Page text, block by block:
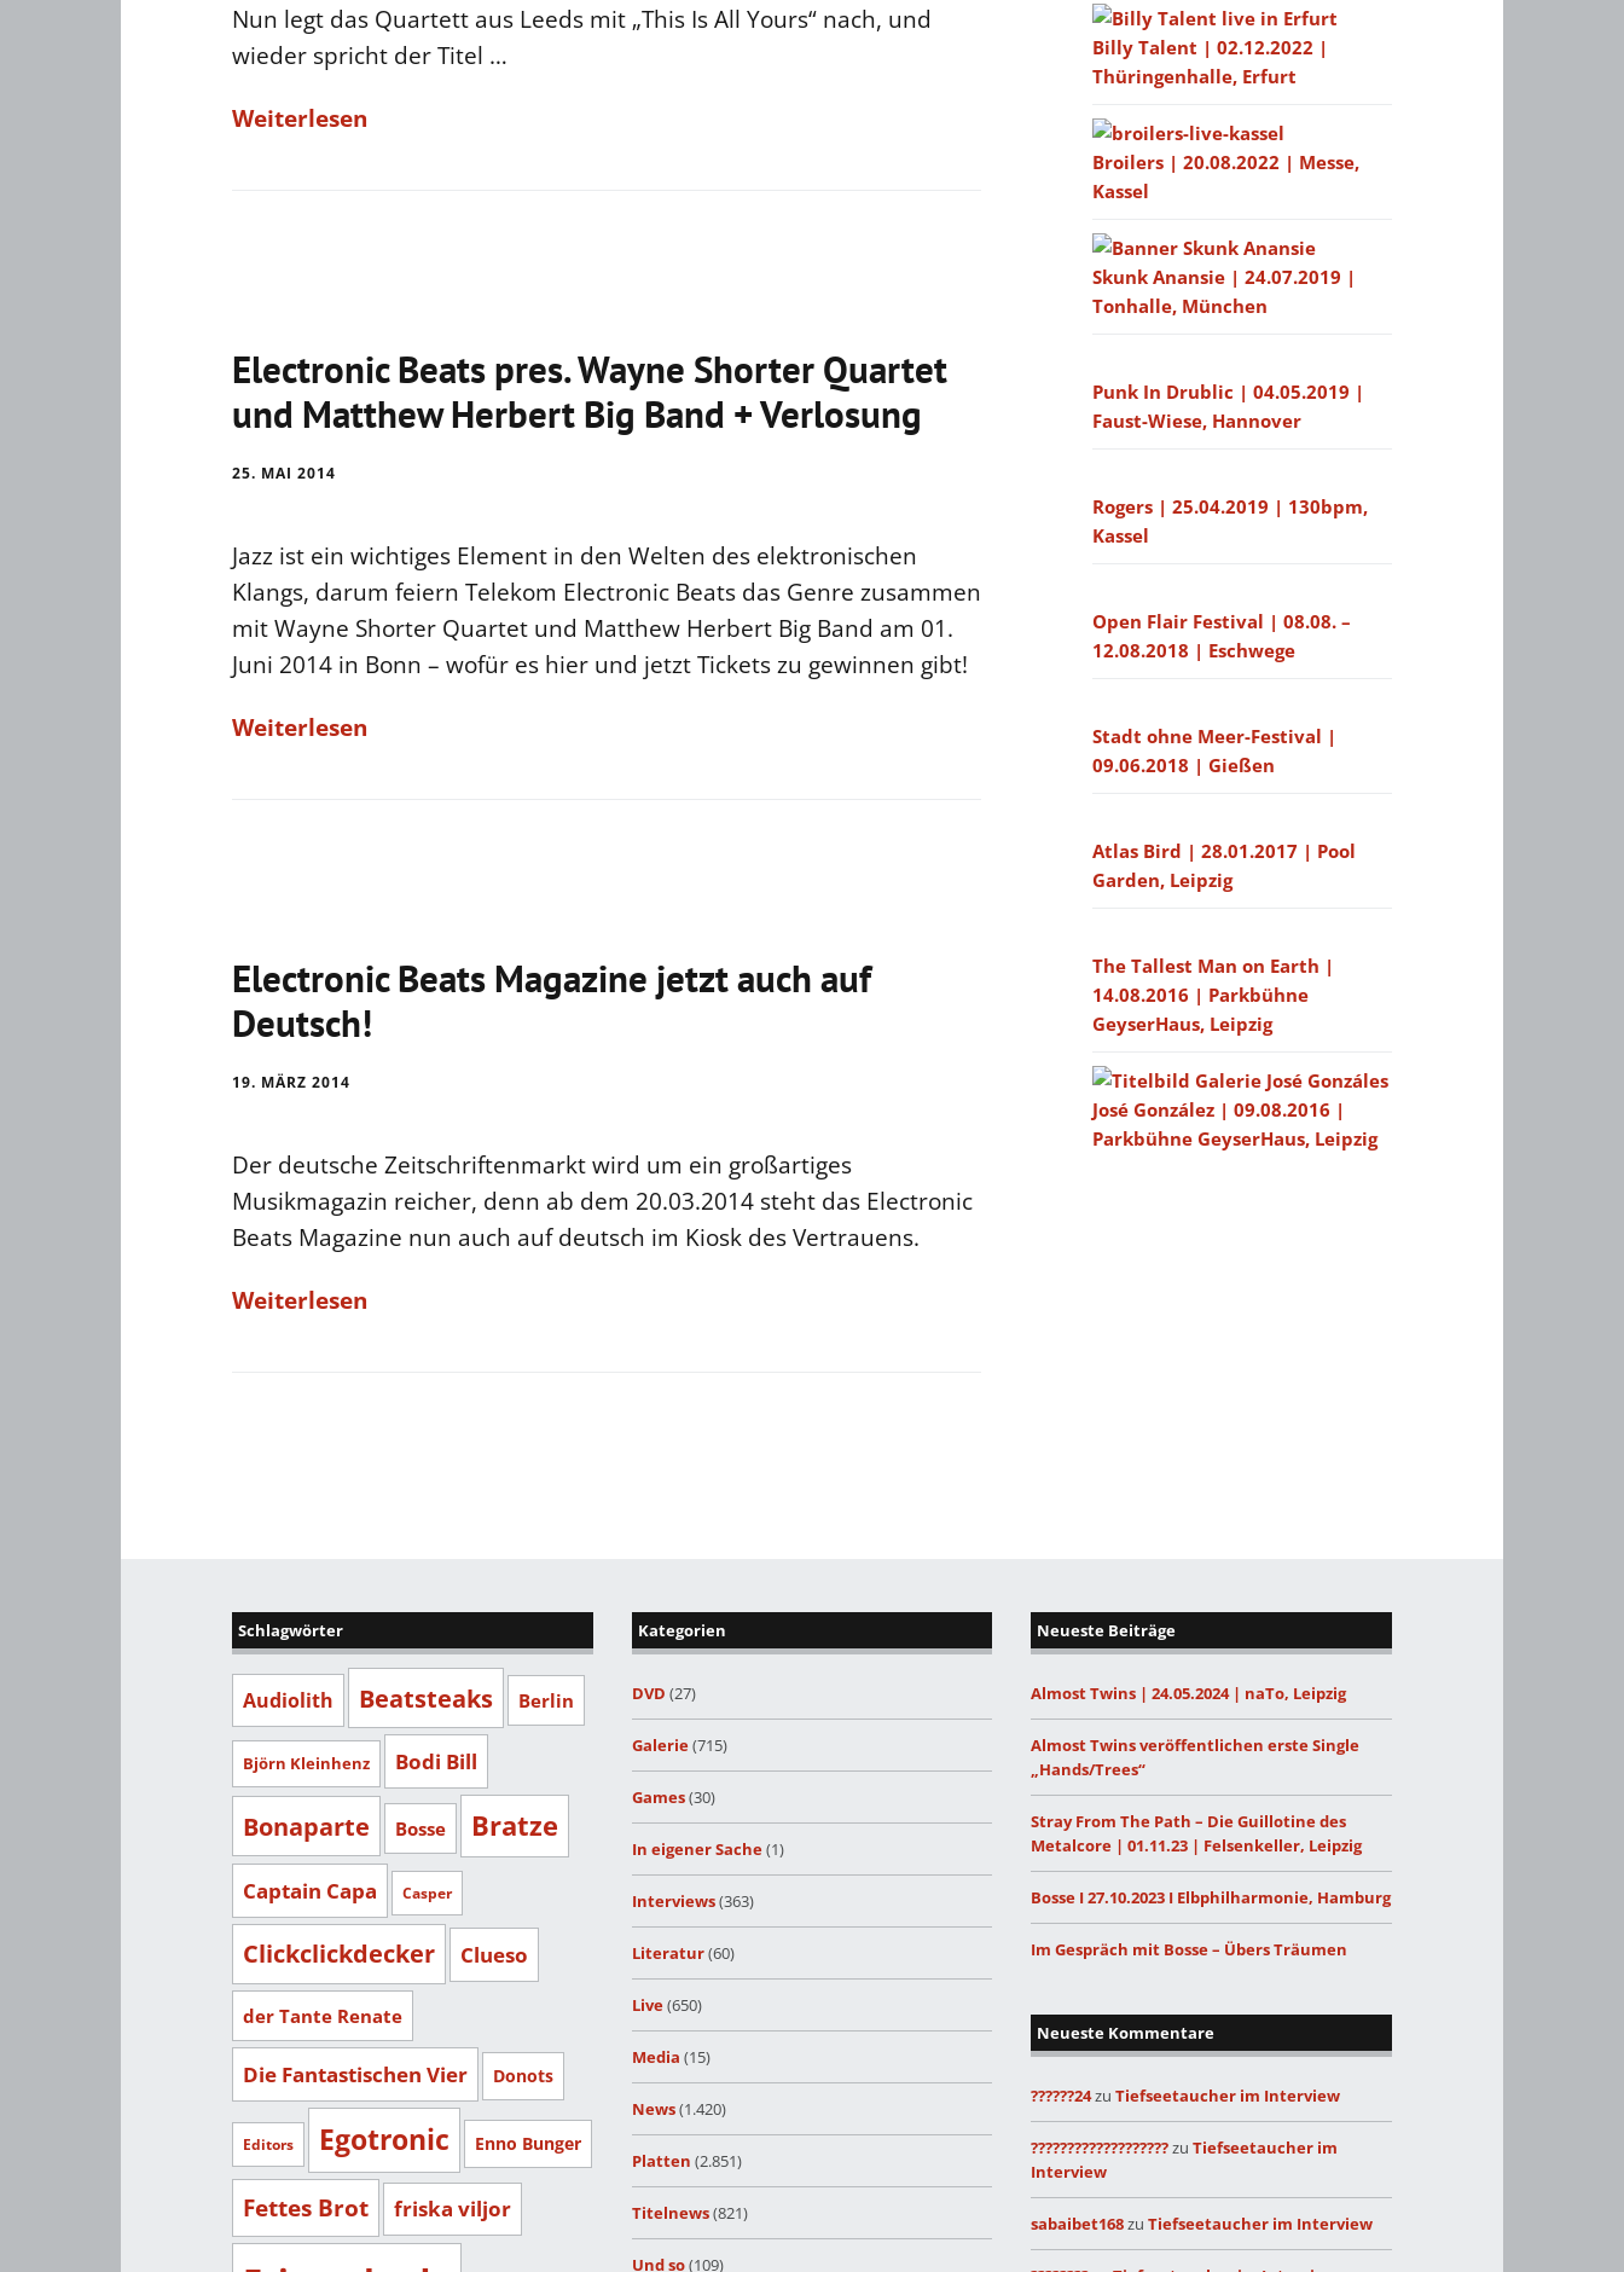
Nun legt das Quartett aus Leeds mit „This Is All Yours“ nach, und
wieder spricht der Titel …
Weiterlesen
Electronic Beats pres. Wayne Shorter Quartet
und Matthew Herbert Big Band + Verlosung
25. MAI 2014
Jazz ist ein wichtiges Element in den Welten des elektronischen
Klangs, darum feiern Telekom Electronic Beats das Genre zusammen
mit Wayne Shorter Quartet und Matthew Herbert Big Band am 01.
Juni 2014 in Bonn – wofür es hier und jetzt Tickets zu gewinnen gibt!
Weiterlesen
Electronic Beats Magazine jetzt auch auf
Deutsch!
19. MÄRZ 2014
Der deutsche Zeitschriftenmarkt wird um ein großartiges
Musikmagazin reicher, denn ab dem 20.03.2014 steht das Electronic
Beats Magazine nun auch auf deutsch im Kiosk des Vertrauens.
Weiterlesen
Billy Talent | 02.12.2022 |
Thüringenhalle, Erfurt
Broilers | 20.08.2022 | Messe,
Kassel
Skunk Anansie | 24.07.2019 |
Tonhalle, München
Punk In Drublic | 04.05.2019 |
Faust-Wiese, Hannover
Rogers | 25.04.2019 | 130bpm,
Kassel
Open Flair Festival | 08.08. –
12.08.2018 | Eschwege
Stadt ohne Meer-Festival |
09.06.2018 | Gießen
Atlas Bird | 28.01.2017 | Pool
Garden, Leipzig
The Tallest Man on Earth |
14.08.2016 | Parkbühne
GeyserHaus, Leipzig
José González | 09.08.2016 |
Parkbühne GeyserHaus, Leipzig
Schlagwörter
Audiolith Beatsteaks Berlin
Björn Kleinhenz Bodi Bill
Bonaparte Bosse Bratze
Captain Capa Casper
Clickclickdecker Clueso
der Tante Renate
Die Fantastischen Vier Donots
Editors Egotronic Enno Bunger
Fettes Brot friska viljor
Kategorien
DVD (27)
Galerie(715)
Games(30)
In eigener Sache(1)
Interviews(363)
Literatur(60)
Live(650)
Media (15)
News(1.420)
Platten (2.851)
Titelnews(821)
Und so(109)
Neueste Beiträge
Almost Twins | 24.05.2024 | naTo, Leipzig
Almost Twins veröffentlichen erste Single
„Hands/Trees“
Stray From The Path – Die Guillotine des
Metalcore | 01.11.23 | Felsenkeller, Leipzig
Bosse I 27.10.2023 I Elbphilharmonie, Hamburg
Im Gespräch mit Bosse – Übers Träumen
Neueste Kommentare
??????24zuTiefseetaucher im Interview
???????????????????zuTiefseetaucher im
Interview
sabaibet168zuTiefseetaucher im Interview